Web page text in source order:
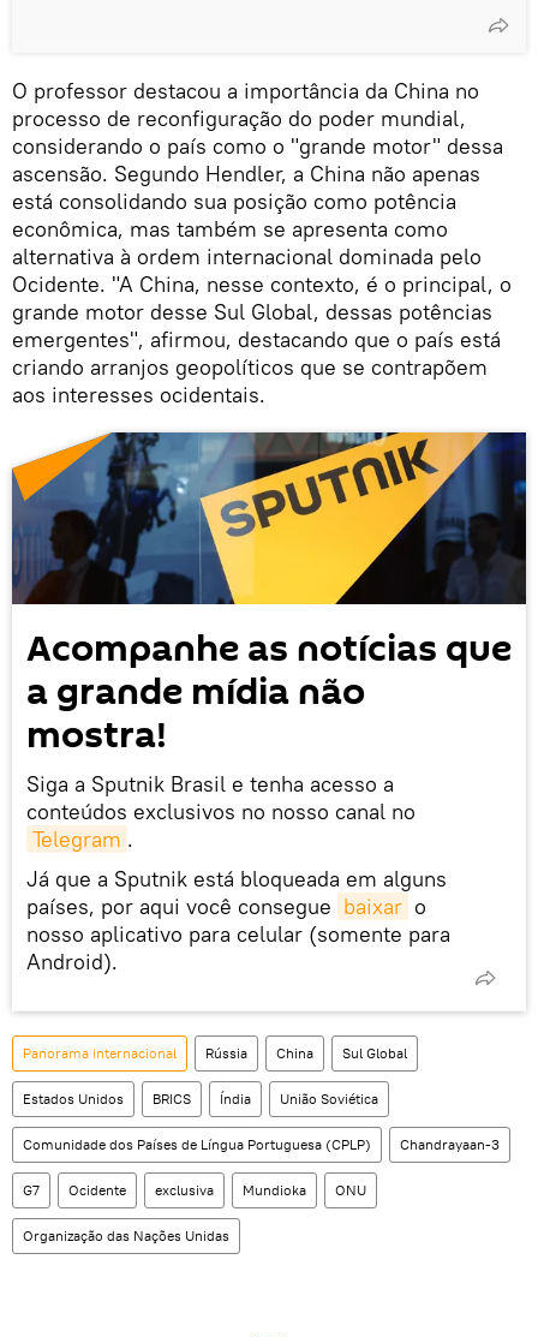
O professor destacou a importância da China no
processo de reconfiguração do poder mundial,
considerando o país como o "grande motor" dessa
ascensão. Segundo Hendler, a China não apenas
está consolidando sua posição como potência
econômica, mas também se apresenta como
alternativa à ordem internacional dominada pelo
Ocidente. "A China, nesse contexto, é o principal, o
grande motor desse Sul Global, dessas potências
emergentes", afirmou, destacando que o país está
criando arranjos geopolíticos que se contrapõem
aos interesses ocidentais.
Acompanhe as notícias que
a grande mídia não
mostra!
Siga a Sputnik Brasil e tenha acesso a
conteúdos exclusivos no nosso canal no
Telegram .
Já que a Sputnik está bloqueada em alguns
países, por aqui você consegue baixar o
nosso aplicativo para celular (somente para
Android).
Panorama internacional Rússia China Sul Global
Estados Unidos BRICS Índia União Soviética
Comunidade dos Países de Língua Portuguesa (CPLP) Chandrayaan-3
G7 Ocidente exclusiva Mundioka ONU
Organização das Nações Unidas